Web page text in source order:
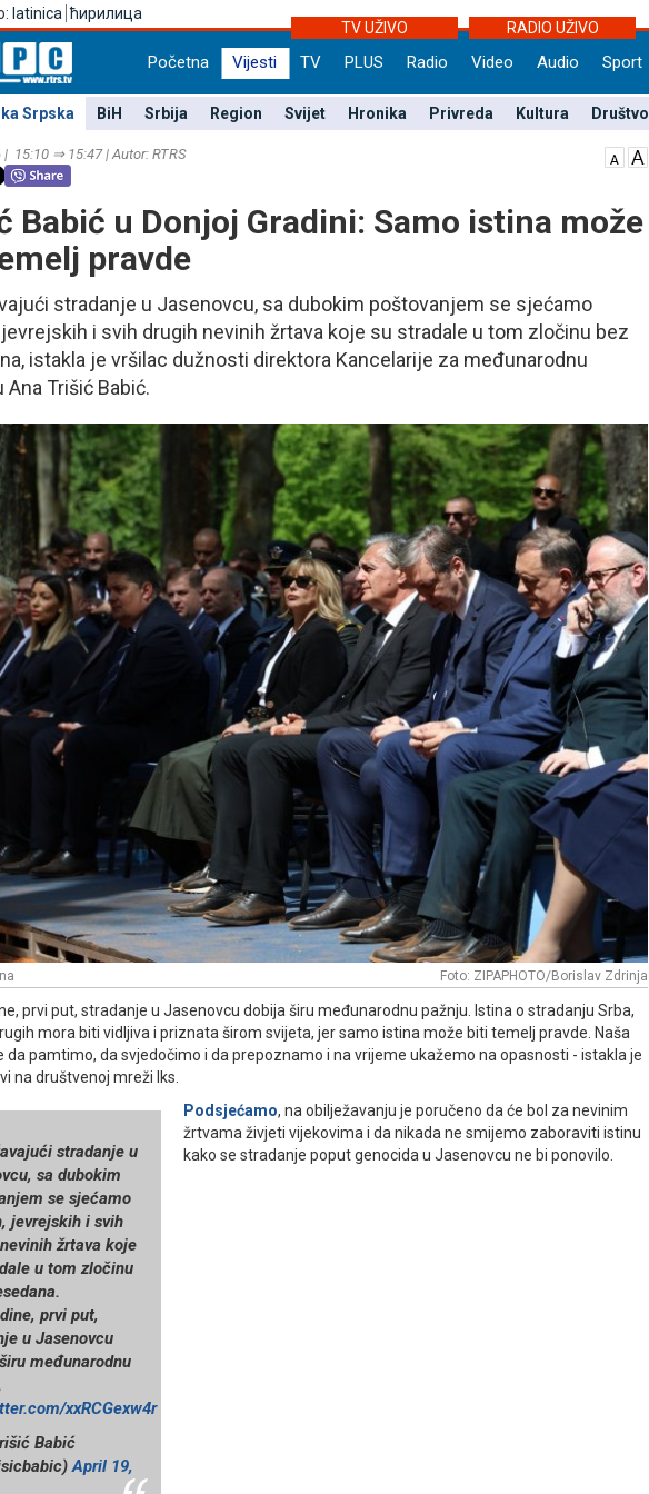
latinica ћирилица
TV UŽIVO
RADIO UŽIVO
Početna Vijesti TV PLUS Radio Video Audio Sport
Srpska BiH Srbija Region Svijet Hronika Privreda Kultura Društvo
15:10 ⇒ 15:47 | Autor: RTRS
Babić u Donjoj Gradini: Samo istina može
pravde
stradanje u Јasenovcu, sa dubokim poštovanjem se sjećamo
i svih drugih nevinih žrtava koje su stradale u tom zločinu bez
istakla je vršilac dužnosti direktora Kancelarije za međunarodnu
Ana Trišić Babić.
Foto: ZIPAPHOTO/Borislav Zdrinja
prvi put, stradanje u Јasenovcu dobija širu međunarodnu pažnju. Istina o stradanju Srba,
mora biti vidljiva i priznata širom svijeta, jer samo istina može biti temelj pravde. Naša
da pamtimo, da svjedočimo i da prepoznamo i na vrijeme ukažemo na opasnosti - istakla je
na društvenoj mreži Iks.
stradanje u
sa dubokim
se sjećamo
jevrejskih i svih
žrtava koje
u tom zločinu
prvi put,
u Јasenovcu
međunarodnu
xxRCGexw4r
Babić
April 19,
Podsjećamo, na obilježavanju je poručeno da će bol za nevinim
žrtvama živjeti vijekovima i da nikada ne smijemo zaboraviti istinu
kako se stradanje poput genocida u Јasenovcu ne bi ponovilo.